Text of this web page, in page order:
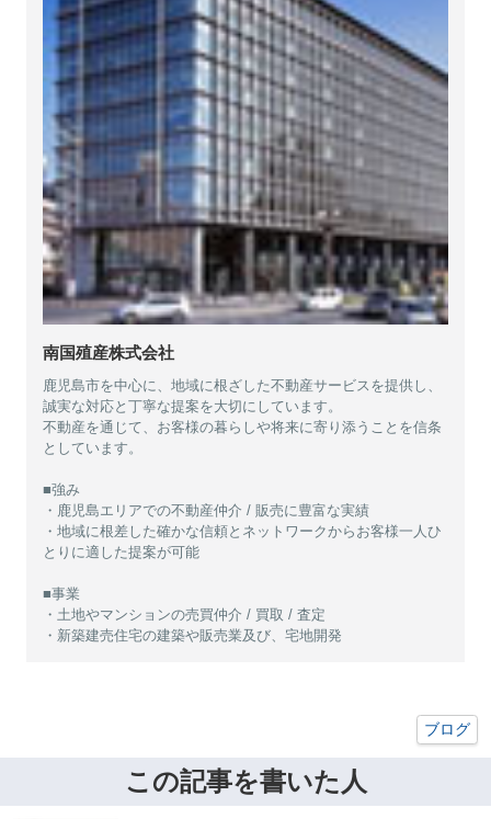
南国殖産株式会社
鹿児島市を中心に、地域に根ざした不動産サービスを提供し、
誠実な対応と丁寧な提案を大切にしています。
不動産を通じて、お客様の暮らしや将来に寄り添うことを信条
としています。
■強み
・鹿児島エリアでの不動産仲介 / 販売に豊富な実績
・地域に根差した確かな信頼とネットワークからお客様一人ひ
とりに適した提案が可能
■事業
・土地やマンションの売買仲介 / 買取 / 査定
・新築建売住宅の建築や販売業及び、宅地開発
ブログ
この記事を書いた人